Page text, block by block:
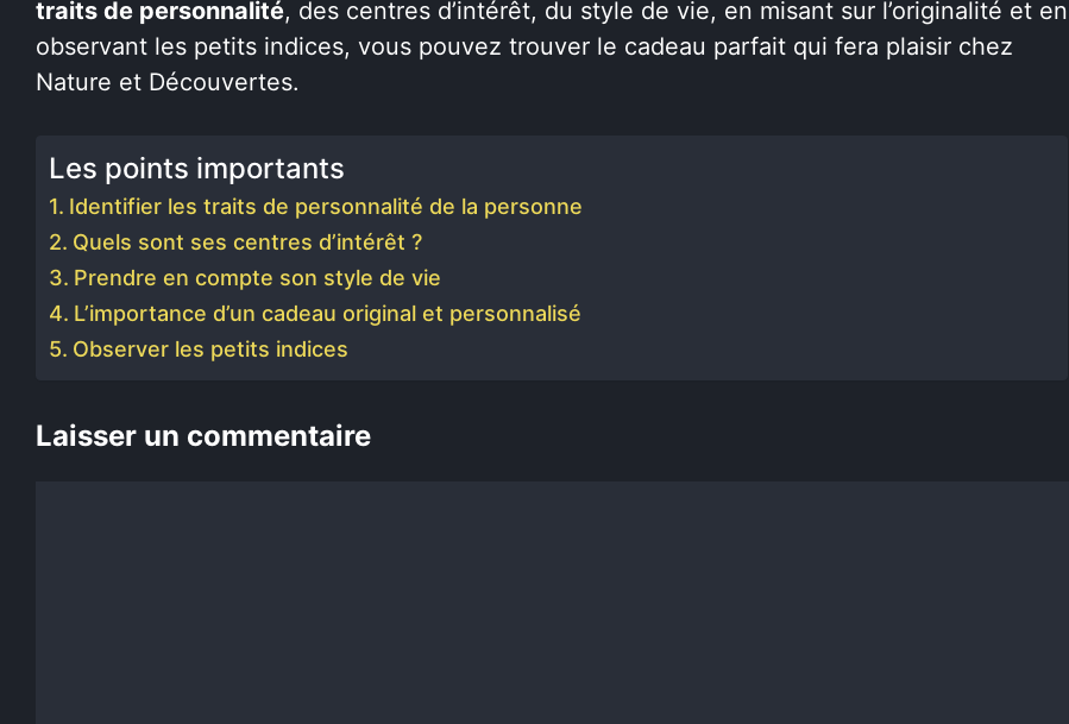
traits de personnalité, des centres d’intérêt, du style de vie, en misant sur l’originalité et en
observant les petits indices, vous pouvez trouver le cadeau parfait qui fera plaisir chez
Nature et Découvertes.
Les points importants
Identifier les traits de personnalité de la personne
Quels sont ses centres d’intérêt ?
Prendre en compte son style de vie
L’importance d’un cadeau original et personnalisé
Observer les petits indices
Laisser un commentaire